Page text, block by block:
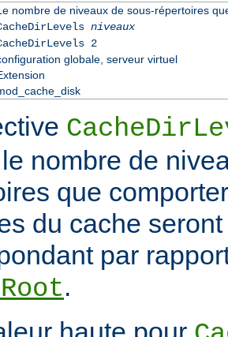
nombre de niveaux de sous-répertoires
niveaux
2
globale, serveur virtuel
nombre de
que
du cache
par
.